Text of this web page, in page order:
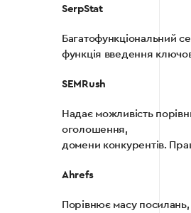
SerpStat
Багатофункціональний
функція введення
SEMRush
Надає можливість
оголошення,
домени конкурентів.
Ahrefs
Порівнює масу